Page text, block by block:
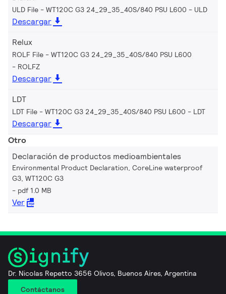
ULD File - WT120C G3 24_29_35_40S/840 PSU L600 ULD
Descargar
Relux
ROLF File - WT120C G3 24_29_35_40S/840 PSU L600
ROLFZ
Descargar
LDT
LDT File - WT120C G3 24_29_35_40S/840 PSU L600 LDT
Descargar
Otro
Declaración de productos medioambientales
Environmental Product Declaration, CoreLine waterproof
G3, WT120C G3
pdf 1.0 MB
Ver
Dr. Nicolas Repetto 3656 Olivos, Buenos Aires, Argentina
Contáctanos